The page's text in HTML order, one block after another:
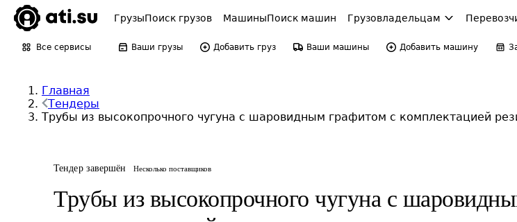
ГрузыПоиск грузов МашиныПоиск машин Грузовладельцам
Все сервисы Ваши грузы Добавить груз Ваши машины Добавить машину
Главная
Тендеры
Трубы из высокопрочного чугуна с шаровидным графитом с комплектацией
Тендер завершён Несколько поставщиков
Трубы из высокопрочного чугуна с